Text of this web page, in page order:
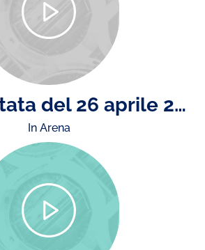
#10 - Puntata del 26 aprile 2024
In Arena